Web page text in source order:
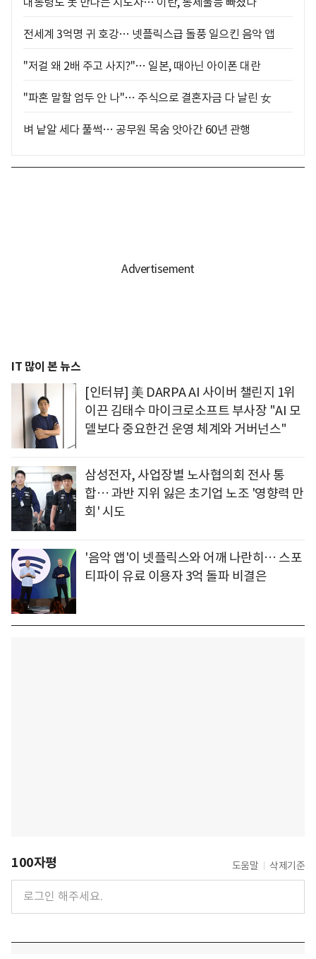
전세계 3억명 귀 호강… 넷플릭스급 돌풍 일으킨 음악 앱
"저걸 왜 2배 주고 사지?"… 일본, 때아닌 아이폰 대란
"파혼 말할 엄두 안 나"… 주식으로 결혼자금 다 날린 女
벼 낱알 세다 풀썩… 공무원 목숨 앗아간 60년 관행
IT 많이 본 뉴스
[인터뷰] 美 DARPA AI 사이버 챌린지 1위
이끈 김태수 마이크로소프트 부사장 "AI 모
델보다 중요한건 운영 체계와 거버넌스"
삼성전자, 사업장별 노사협의회 전사 통
합… 과반 지위 잃은 초기업 노조 '영향력 만
회' 시도
'음악 앱'이 넷플릭스와 어깨 나란히… 스포
티파이 유료 이용자 3억 돌파 비결은
100자평 도움말 삭제기준